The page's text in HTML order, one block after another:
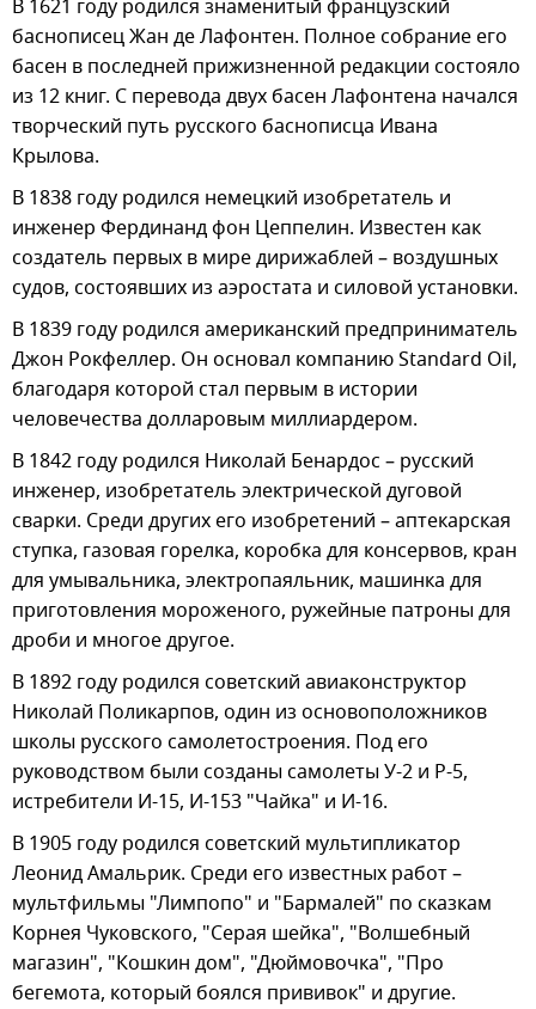
В 1621 году родился знаменитый французский
баснописец Жан де Лафонтен. Полное собрание его
басен в последней прижизненной редакции состояло
из 12 книг. С перевода двух басен Лафонтена начался
творческий путь русского баснописца Ивана
Крылова.
В 1838 году родился немецкий изобретатель и
инженер Фердинанд фон Цеппелин. Известен как
создатель первых в мире дирижаблей – воздушных
судов, состоявших из аэростата и силовой установки.
В 1839 году родился американский предприниматель
Джон Рокфеллер. Он основал компанию Standard Oil,
благодаря которой стал первым в истории
человечества долларовым миллиардером.
В 1842 году родился Николай Бенардос – русский
инженер, изобретатель электрической дуговой
сварки. Среди других его изобретений – аптекарская
ступка, газовая горелка, коробка для консервов, кран
для умывальника, электропаяльник, машинка для
приготовления мороженого, ружейные патроны для
дроби и многое другое.
В 1892 году родился советский авиаконструктор
Николай Поликарпов, один из основоположников
школы русского самолетостроения. Под его
руководством были созданы самолеты У-2 и Р-5,
истребители И-15, И-153 "Чайка" и И-16.
В 1905 году родился советский мультипликатор
Леонид Амальрик. Среди его известных работ –
мультфильмы "Лимпопо" и "Бармалей" по сказкам
Корнея Чуковского, "Серая шейка", "Волшебный
магазин", "Кошкин дом", "Дюймовочка", "Про
бегемота, который боялся прививок" и другие.